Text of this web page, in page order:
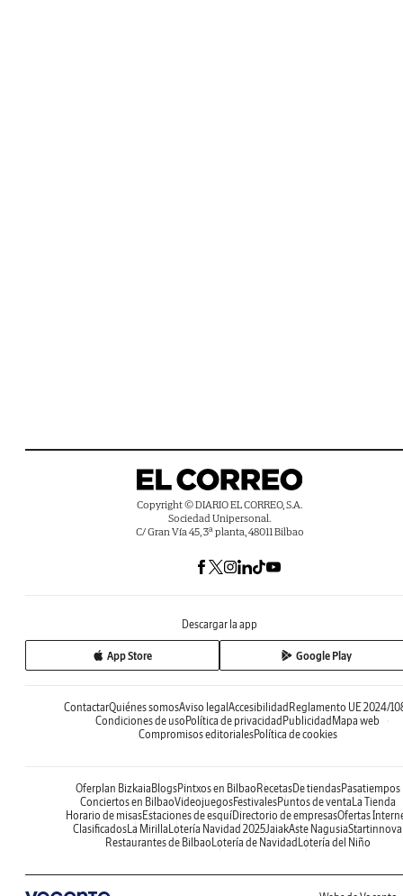
Copyright © DIARIO EL CORREO, S.A.
Sociedad Unipersonal.
C/ Gran Vía 45, 3ª planta, 48011 Bilbao
Descargar la app
App Store Google Play
ContactarQuiénes somosAviso legal Accesibilidad Reglamento UE 2024/
Condiciones de uso Política de privacidad Publicidad Mapa web
Compromisos editorialesPolítica de cookies
Oferplan Bizkaia BlogsPintxos en Bilbao RecetasDe tiendasPasatiempos
Conciertos en BilbaoVideojuegosFestivalesPuntos de venta La Tienda
Horario de misasEstaciones de esquíDirectorio de empresasOfertas
ClasificadosLa Mirilla Lotería Navidad 2025JaiakAste NagusiaStartinnova
Restaurantes de Bilbao Lotería de Navidad Lotería del Niño